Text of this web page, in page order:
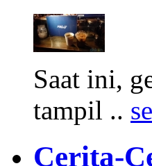
Saat ini,
tampil ..
Cerita-